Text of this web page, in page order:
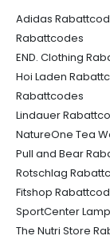
Adidas
Rabattcodes
END. Clothing
Hoi Laden
Rabattcodes
Lindauer
NatureOne Tea
Pull and Bear
Rotschlag
Fitshop
SportCenter
The Nutri Store